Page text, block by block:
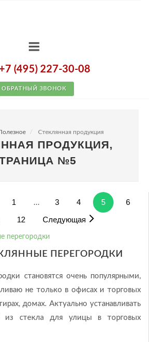
+7 (495) 227-30-08
ОБРАТНЫЙ ЗВОНОК
Стеклянная продукция
ПРОДУКЦИЯ,
№5
1 ... 3 4 5
6
12 Следующая
ПЕРЕГОРОДКИ
становятся очень популярными,
не только в офисах и торговых
домах. Актуально устанавливать
из стекла для улицы в торговых